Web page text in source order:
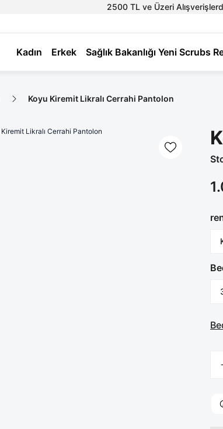
2500 TL ve Üzeri
Kadın Erkek Sağlık Bakanlığı Yeni Scrubs
Koyu Kiremit Likralı Cerrahi Pantolon